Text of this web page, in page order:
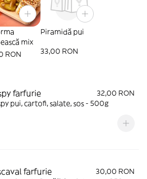
mix
RON
Piramidă pui
33,00 RON
farfurie
32,00 RON
pui, cartofi, salate, sos - 500g
farfurie
30,00 RON